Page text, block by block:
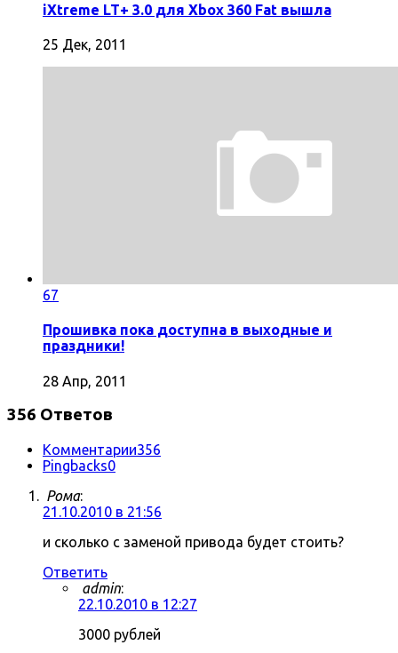
iXtreme LT+ 3.0 для Xbox 360 Fat вышла
25 Дек, 2011
67
Прошивка пока доступна в выходные и
праздники!
28 Апр, 2011
356 Ответов
Комментарии356
Pingbacks0
Рома:
21.10.2010 в 21:56
и сколько с заменой привода будет стоить?
Ответить
admin:
22.10.2010 в 12:27
3000 рублей